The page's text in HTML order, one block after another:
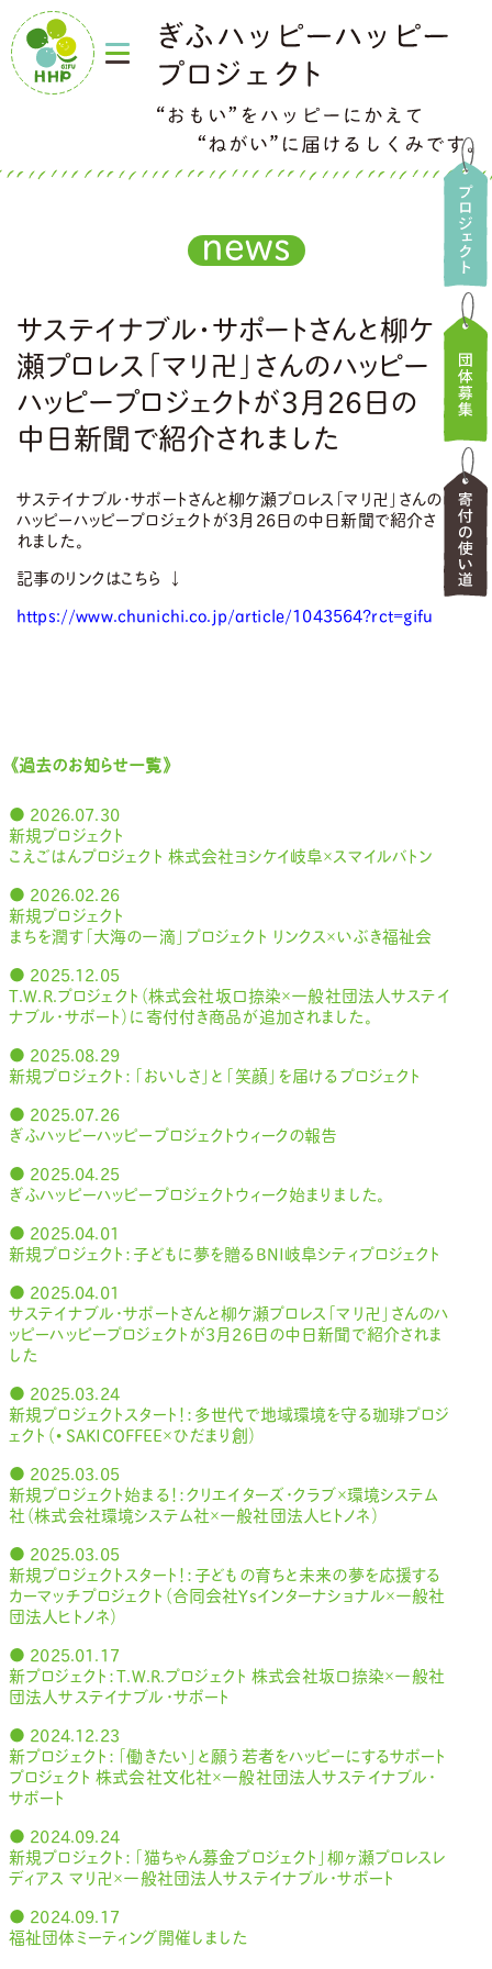
news
サステイナブル・サポートさんと柳ケ
瀬プロレス「マリ卍」さんのハッピー
ハッピープロジェクトが3月26日の
中日新聞で紹介されました
サステイナブル・サポートさんと柳ケ瀬プロレス「マリ卍」さんの
ハッピーハッピープロジェクトが3月26日の中日新聞で紹介さ
れました。
記事のリンクはこちら ↓
https://www.chunichi.co.jp/article/1043564?rct=gifu
《過去のお知らせ一覧》
● 2026.07.30
新規プロジェクト
こえごはんプロジェクト 株式会社ヨシケイ岐阜×スマイルバトン
● 2026.02.26
新規プロジェクト
まちを潤す「大海の一滴」プロジェクト リンクス×いぶき福祉会
● 2025.12.05
T.W.R.プロジェクト（株式会社坂口捺染×一般社団法人サステイ
ナブル・サポート）に寄付付き商品が追加されました。
● 2025.08.29
新規プロジェクト：「おいしさ」と「笑顔」を届けるプロジェクト
● 2025.07.26
ぎふハッピーハッピープロジェクトウィークの報告
● 2025.04.25
ぎふハッピーハッピープロジェクトウィーク始まりました。
● 2025.04.01
新規プロジェクト：子どもに夢を贈るBNI岐阜シティプロジェクト
● 2025.04.01
サステイナブル・サポートさんと柳ケ瀬プロレス「マリ卍」さんのハ
ッピーハッピープロジェクトが3月26日の中日新聞で紹介されま
した
● 2025.03.24
新規プロジェクトスタート！：多世代で地域環境を守る珈琲プロジ
ェクト（• SAKICOFFEE×ひだまり創）
● 2025.03.05
新規プロジェクト始まる！：クリエイターズ・クラブ×環境システム
社（株式会社環境システム社×一般社団法人ヒトノネ）
● 2025.03.05
新規プロジェクトスタート！：子どもの育ちと未来の夢を応援する
カーマッチプロジェクト（合同会社Ysインターナショナル×一般社
団法人ヒトノネ）
● 2025.01.17
新プロジェクト：T.W.R.プロジェクト 株式会社坂口捺染×一般社
団法人サステイナブル・サポート
● 2024.12.23
新プロジェクト：「働きたい」と願う若者をハッピーにするサポート
プロジェクト 株式会社文化社×一般社団法人サステイナブル・
サポート
● 2024.09.24
新規プロジェクト：「猫ちゃん募金プロジェクト」柳ヶ瀬プロレスレ
ディアス マリ卍×一般社団法人サステイナブル・サポート
● 2024.09.17
福祉団体ミーティング開催しました